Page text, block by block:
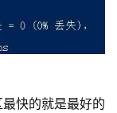
快的就是最好的